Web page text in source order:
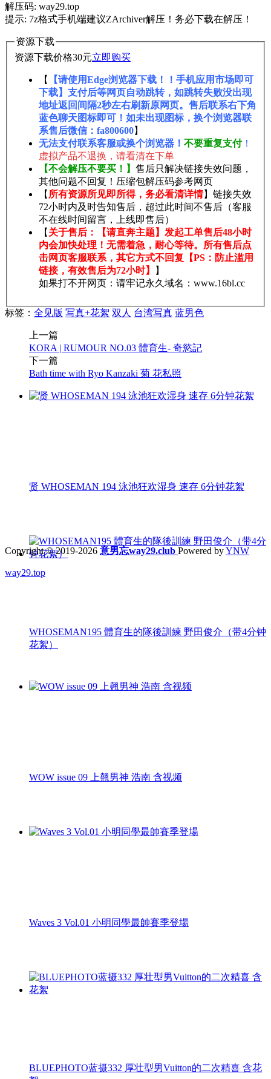
解压码: way29.top
提示: 7z格式手机端建议ZArchiver解压！务必下载在解压！
资源下载
资源下载价格30元立即购买
【
【请使用Edge浏览器下载！！手机应用市场即可
下载】支付后等网页自动跳转，如跳转失败没出现
地址返回间隔2秒左右刷新原网页。售后联系右下角
蓝色聊天图标即可！如未出现图标，换个浏览器联
系售后微信：fa800600】
无法支付联系客服或换个浏览器！ 不要重复支付！
虚拟产品不退换，请看清在下单
【不会解压不要买！】 售后只解决链接失效问题，
其他问题不回复！压缩包解压码参考网页
【 所有资源所见即所得，务必看清详情】链接失效
72小时内及时告知售后，超过此时间不售后（客服
不在线时间留言，上线即售后）
【 关于售后：【请直奔主题】发起工单售后48小时
内会加快处理！无需着急，耐心等待。所有售后点
击网页客服联系，其它方式不回复【PS：防止滥用
链接，有效售后为72小时】
】
如果打不开网页：请牢记永久域名：www.16bl.cc
标签： 全见版 写真+花絮 双人 台湾写真 蓝男色
上一篇
KORA | RUMOUR NO.03 體育生- 奇慾記
下一篇
Bath time with Ryo Kanzaki 菊 花私照
贤 WHOSEMAN 194 泳池狂欢湿身 速存 6分钟花絮
WHOSEMAN195 體育生的隊後訓練 野田俊介（带4分钟
花絮）
WOW issue 09 上翹男神 浩南 含视频
Waves 3 Vol.01 小明同學最帥賽季登場
BLUEPHOTO蓝摄332 厚壮型男Vuitton的二次精喜 含花
Copyright © 2019-2026 意男忘way29.club Powered byYNW
way29.top